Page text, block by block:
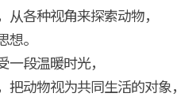
各种视角来探索动物，
。
段温暖时光，
动物视为共同生活的对象，